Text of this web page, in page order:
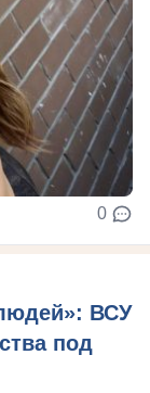
0
ВСУ
под